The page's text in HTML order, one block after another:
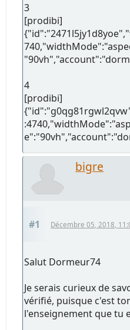
3
[prodibi]
4
[prodibi]
bigre
#1 Décembre 05, 2018,
Salut Dormeur74
Je serais curieux de
vérifié, puisque c'est
l'enseignement que tu